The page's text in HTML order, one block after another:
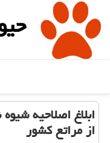
ابلاغ اصلاحیه
از مراتع كشور